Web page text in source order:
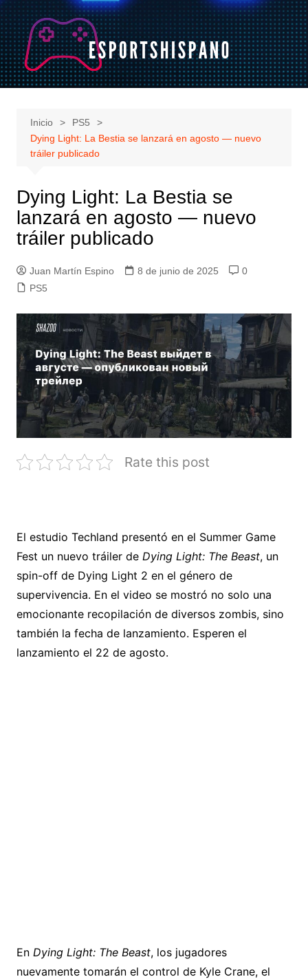
Saltar
al
contenido
Inicio
PS5
Dying Light: La Bestia se lanzará en agosto — nuevo
tráiler publicado
Dying Light: La Bestia se
lanzará en agosto — nuevo
tráiler publicado
Juan Martín Espino 8 de junio de 2025
0
PS5
Rate this post
El estudio Techland presentó en el Summer Game
Fest un nuevo tráiler de Dying Light: The Beast, un
spin-off de Dying Light 2 en el género de
supervivencia. En el video se mostró no solo una
emocionante recopilación de diversos zombis, sino
también la fecha de lanzamiento. Esperen el
lanzamiento el 22 de agosto.
En Dying Light: The Beast, los jugadores
nuevamente tomarán el control de Kyle Crane, el